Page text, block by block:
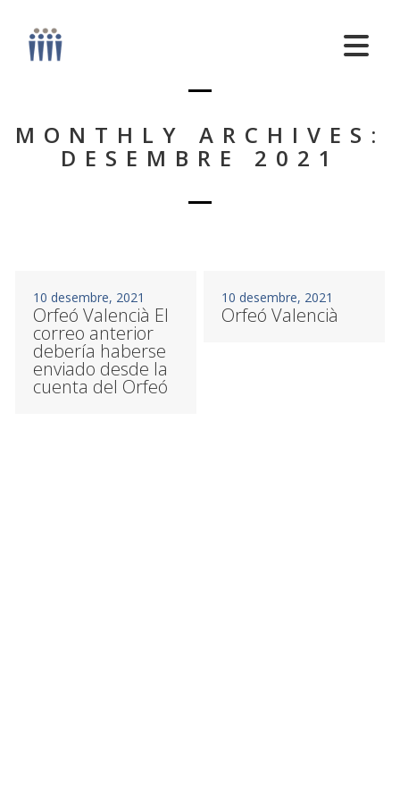
MONTHLY ARCHIVES:
DESEMBRE 2021
10 desembre, 2021
Orfeó Valencià El
correo anterior
debería haberse
enviado desde la
cuenta del Orfeó
10 desembre, 2021
Orfeó Valencià